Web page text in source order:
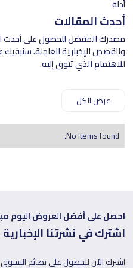
أدلة
أحدث المقالات
مصدرك المفضل للحصول على أحدث
والقصص الإخبارية العاجلة. سنبقيك
للاهتمام الذي تتوق إليه.
عرض الكل
No items found.
احصل على أفضل العروض اليوم
اشترك في نشرتنا الإخبارية
اشترك الآن للحصول على نصائح التسوق